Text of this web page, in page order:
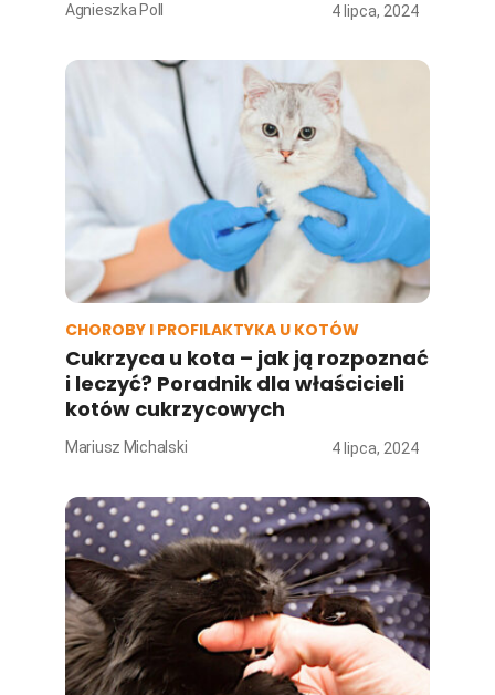
Agnieszka Poll 4 lipca, 2024
CHOROBY I PROFILAKTYKA U KOTÓW
Cukrzyca u kota – jak ją rozpoznać
i leczyć? Poradnik dla właścicieli
kotów cukrzycowych
Mariusz Michalski 4 lipca, 2024